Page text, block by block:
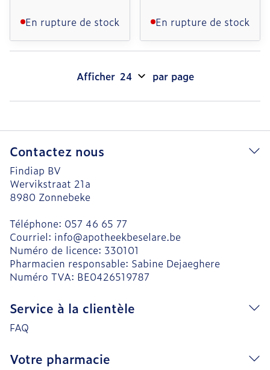
En rupture de stock En rupture de stock
Afficher par page
Contactez nous
Findiap BV
Wervikstraat 21a
8980 Zonnebeke
Téléphone: 057 46 65 77
Courriel: info@apotheekbeselare.be
Numéro de licence: 330101
Pharmacien responsable: Sabine Dejaeghere
Numéro TVA: BE0426519787
Service à la clientèle
FAQ
Votre pharmacie